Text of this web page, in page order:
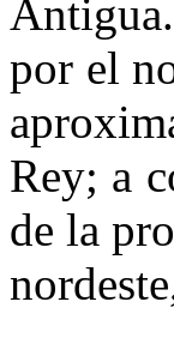
por el
Rey; a
de la